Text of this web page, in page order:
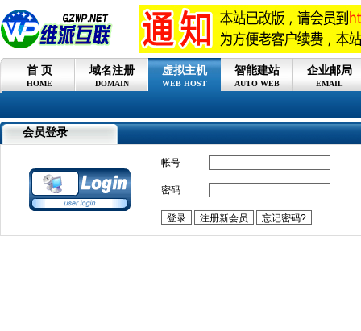
首 页
HOME
域名注册
DOMAIN
虚拟主机
WEB HOST
智能建站
AUTO WEB
企业邮局
EMAIL
会员登录
帐号
密码